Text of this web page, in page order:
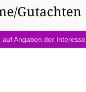
Gutachten
Angaben der